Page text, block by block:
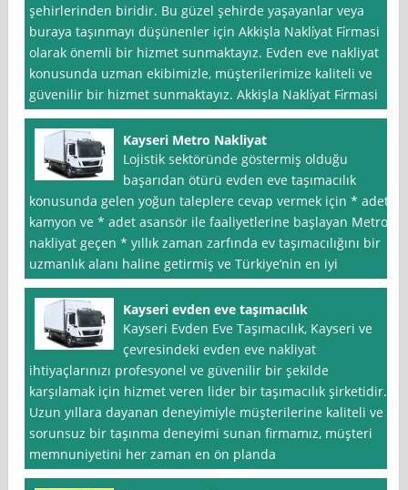
şehirlerinden biridir. Bu güzel şehirde yaşayanlar veya
buraya taşınmayı düşünenler için Akkişla Nakli̇yat Fi̇rmasi
olarak önemli bir hizmet sunmaktayız. Evden eve nakliyat
konusunda uzman ekibimizle, müşterilerimize kaliteli ve
güvenilir bir hizmet sunmaktayız. Akkişla Nakli̇yat Fi̇rmasi
Kayseri Metro Nakliyat
Lojistik sektöründe göstermiş olduğu
başarıdan ötürü evden eve taşımacılık
konusunda gelen yoğun taleplere cevap vermek için * adet
kamyon ve * adet asansör ile faaliyetlerine başlayan Metro
nakliyat geçen * yıllık zaman zarfında ev taşımacılığını bir
uzmanlık alanı haline getirmiş ve Türkiye’nin en iyi
Kayseri evden eve taşımacılık
Kayseri Evden Eve Taşımacılık, Kayseri ve
çevresindeki evden eve nakliyat
ihtiyaçlarınızı profesyonel ve güvenilir bir şekilde
karşılamak için hizmet veren lider bir taşımacılık şirketidir.
Uzun yıllara dayanan deneyimiyle müşterilerine kaliteli ve
sorunsuz bir taşınma deneyimi sunan firmamız, müşteri
memnuniyetini her zaman en ön planda